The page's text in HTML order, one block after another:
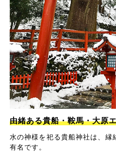
由緒ある貴船・鞍馬・大原
水の神様を祀る貴船神社は、縁
有名です。